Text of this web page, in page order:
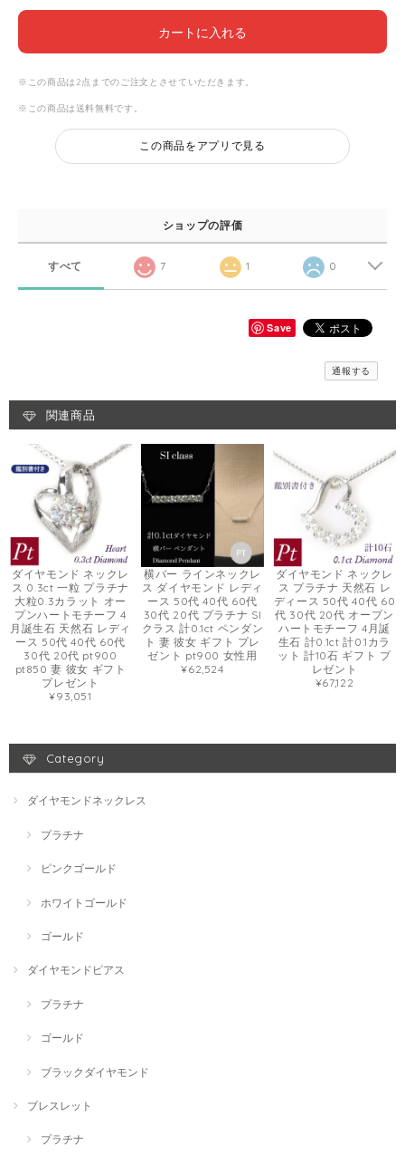
カートに入れる
※この商品は2点までのご注文とさせていただきます。
※この商品は 送料無料です。
この商品をアプリで見る
ショップの評価
すべて 7 1 0
Save
通報する
関連商品
ダイヤモンド ネックレ
ス 0.3ct 一粒 プラチナ
大粒0.3カラット オー
プンハートモチーフ 4
月誕生石 天然石 レディ
ース 50代 40代 60代
30代 20代 pt900
pt850 妻 彼女 ギフト
プレゼント
¥93,051
横バー ラインネックレ
ス ダイヤモンド レディ
ース 50代 40代 60代
30代 20代 プラチナ SI
クラス 計0.1ct ペンダン
ト 妻 彼女 ギフト プレ
ゼント pt900 女性用
¥62,524
ダイヤモンド ネックレ
ス プラチナ 天然石 レ
ディース 50代 40代 60
代 30代 20代 オープン
ハートモチーフ 4月誕
生石 計0.1ct 計0.1カラ
ット 計10石 ギフト プ
レゼント
¥67,122
Category
ダイヤモンドネックレス
プラチナ
ピンクゴールド
ホワイトゴールド
ゴールド
ダイヤモンドピアス
プラチナ
ゴールド
ブラックダイヤモンド
ブレスレット
プラチナ